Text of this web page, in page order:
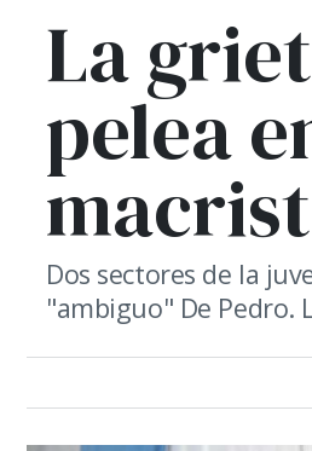
La
pelea
Dos sectores de la
"ambiguo" De Pedro.